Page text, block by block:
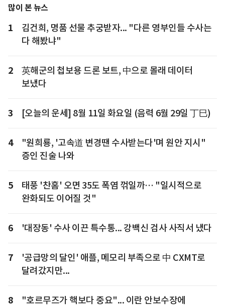
많이 본 뉴스
1
김건희, 명품 선물 추궁받자... "다른 영부인들 수사는
다 해봤냐"
2
英해군의 첩보용 드론 보트, 中으로 몰래 데이터
보냈다
3 [오늘의 운세] 8월 11일 화요일 (음력 6월 29일 丁巳)
4
"원희룡, '고속道 변경땐 수사받는다'며 원안 지시"
증인 진술 나와
5
태풍 '찬홈' 오면 35도 폭염 꺾일까… "일시적으로
완화되도 이어질 것"
6 '대장동' 수사 이끈 특수통... 강백신 검사 사직서 냈다
7
'공급망의 달인' 애플, 메모리 부족으로 中 CXMT로
달려갔지만...
8
"호르무즈가 핵보다 중요"... 이란 안보수장에